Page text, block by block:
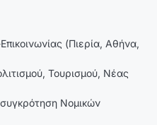
(Πιερία, Αθήνα,
Τουρισμού, Νέας
Νομικών